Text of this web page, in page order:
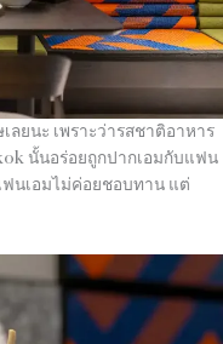
ลยนะ เพราะว่ารสชาติอาหาร
นั้นอร่อยถูกปากเอมกับแฟน
นเอมไม่ค่อยชอบทาน แต่